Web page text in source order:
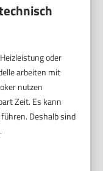
oder
arbeiten mit
nutzen
Zeit. Es kann
Deshalb sind